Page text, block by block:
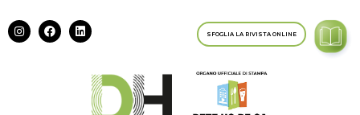
SFOGLIA LA RIVISTA ONLINE